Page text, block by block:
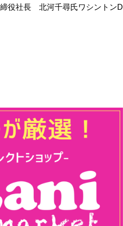
役社長 北河千尋氏ワシントンD